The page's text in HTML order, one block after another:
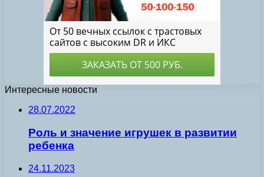
Интересные новости
28.07.2022
Роль и значение игрушек в развитии
ребенка
24.11.2023